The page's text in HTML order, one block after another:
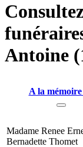
Antoine
A la mémoire
Madame Renee
Bernadette Thomet